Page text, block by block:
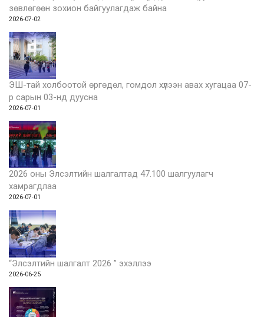
зөвлөгөөн зохион байгуулагдаж байна
2026-07-02
ЭШ-тай холбоотой өргөдөл, гомдол хүлээн авах хугацаа 07-
р сарын 03-нд дуусна
2026-07-01
2026 оны Элсэлтийн шалгалтад 47.100 шалгуулагч
хамрагдлаа
2026-07-01
“Элсэлтийн шалгалт 2026 ” эхэллээ
2026-06-25